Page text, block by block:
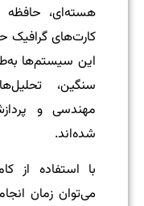
کارت‌های گرافیک
این سیستم‌ها
سنگین،
مهندسی و
شده‌اند.
با استفاده از
می‌توان زمان